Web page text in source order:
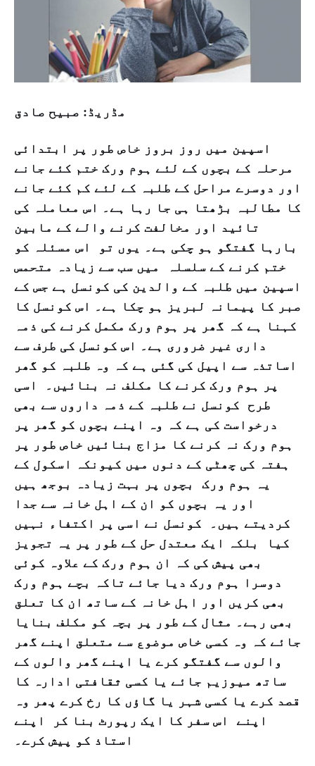
مڈریڈ: صبیح صادق
اسپین میں روز بروز خاص طور پر ابتدائی
مرحلہ کے بچوں کے لئے ہوم ورک ختم کئے جانے
اور دوسرے مراحل کے طلبہ کے لئے کم کئے جانے
کا مطالبہ بڑھتا ہی جا رہا ہے۔ اس معاملہ کی
تائيد اور مخالفت کرنے والے کے مابین
بارہا گفتگو ہو چکی ہے۔ یوں تو اس مسئلہ کو
ختم کرنے کے سلسلہ میں سب سے زیادہ متحمس
اسپین میں طلبہ کے والدین کی کونسل ہے جس کے
صبر کا پیمانہ لبریز ہو چکا ہے۔ اس کونسل کا
کہنا ہے کہ گھر پر ہوم ورک مکمل کرنے کی ذمہ
داری غیر ضروری ہے۔ اس کونسل کی طرف سے
اساتذہ سے اپیل کی گئی ہے کہ وہ طلبہ کو گھر
پر ہوم ورک کرنے کا مکلف نہ بنائیں۔ اسی
طرح کونسل نے طلبہ کے ذمہ داروں سے بھی
درخواست کی ہے کہ وہ اپنے بچوں کو گھر پر
ہوم ورک نہ کرنے کا مزاج بنائیں خاص طور پر
ہفتہ کی چھٹی کے دنوں میں کیونکہ اسکول کے
یہ ہوم ورک بچوں پر بہت زیادہ بوجھ ہیں
اور یہ بچوں کو ان کے اہل خانہ سے جدا
کردیتے ہیں۔ کونسل نے اسی پر اکتفاء نہیں
کیا بلکہ ایک معتدل حل کے طور پر یہ تجویز
بھی پیش کی کہ ان ہوم ورک کے علاوہ کوئی
دوسرا ہوم ورک دیا جائے تاکہ بچے ہوم ورک
بھی کریں اور اہل خانہ کے ساتھ ان کا تعلق
بھی رہے۔ مثال کے طور پر بچہ کو مکلف بنایا
جائے کہ وہ کسی خاص موضوع سے متعلق اپنے گھر
والوں سے گفتگو کرے یا اپنے گھر والوں کے
ساتھ میوزیم جائے یا کسی ثقافتی ادارہ کا
قصد کرے یا کسی شہر یا گاؤں کا رخ کرے پھر وہ
اپنے اس سفر کا ایک رپورٹ بنا کر اپنے
استاذ کو پیش کرے۔